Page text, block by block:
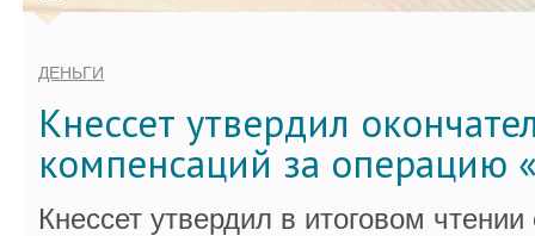
ДЕНЬГИ
Кнессет утвердил
компенсаций за операцию
Кнессет утвердил в итоговом